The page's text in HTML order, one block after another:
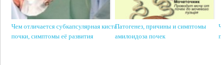
Чем отличается субкапсулярная киста
почки, симптомы её развития
Патогенез, причины и симптомы
амилоидоза почек